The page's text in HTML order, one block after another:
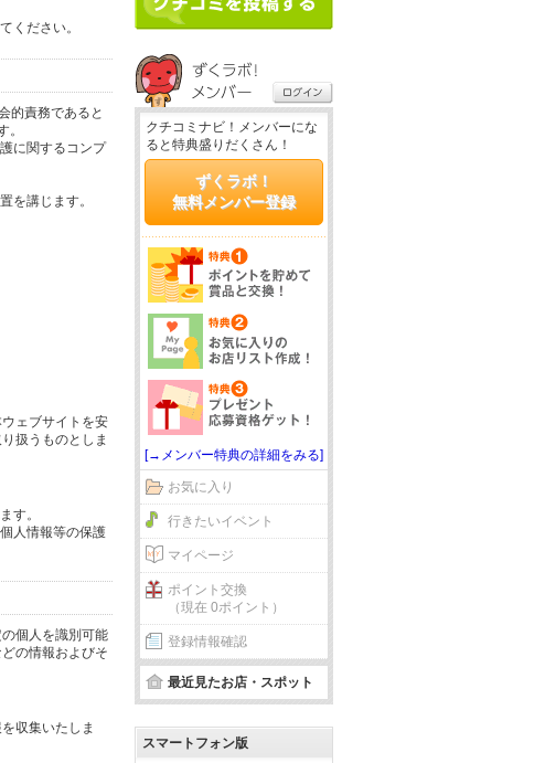
ください。
的責務であると
。
に関するコンプ
を講じます。
ェブサイトを安
扱うものとしま
す。
人情報等の保護
個人を識別可能
の情報およびそ
収集いたしま
クチコミナビ！メンバーにな
ると特典盛りだくさん！
ずくラボ！
無料メンバー登録
[→メンバー特典の詳細をみる]
お気に入り
行きたいイベント
マイページ
ポイント交換
（現在 0ポイント）
登録情報確認
最近見たお店・スポット
スマートフォン版